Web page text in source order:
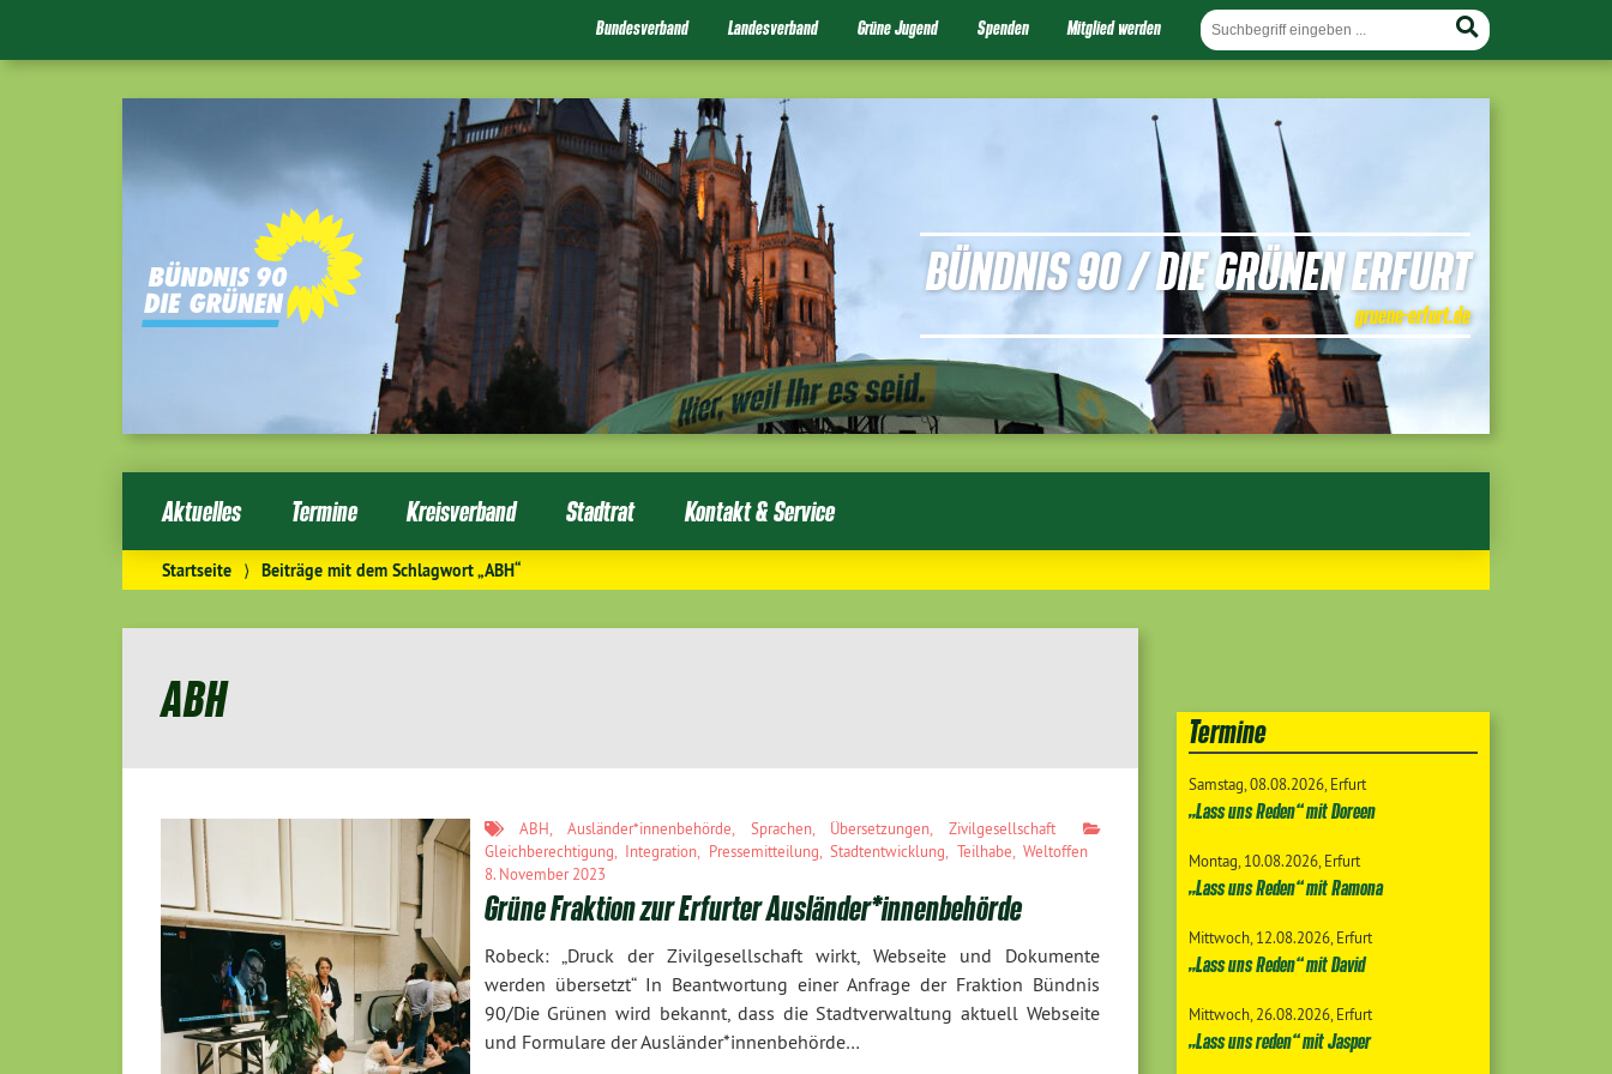
Bundesverband Landesverband Grüne Jugend Spenden Mitglied werden
BÜNDNIS 90 / DIE GRÜNEN ERFURT
gruene-erfurt.de
Aktuelles Termine Kreisverband Stadtrat Kontakt & Service
Startseite ⟩ Beiträge mit dem Schlagwort „ABH“
ABH
ABH ,Ausländer*innenbehörde Sprachen, Übersetzungen
Zivilgesellschaft
Gleichberechtigung
Integration Pressemitteilung ,Stadtentwicklung Teilhabe ,Weltoffen
8. November 2023
Grüne Fraktion zur Erfurter Ausländer*innenbehörde
Robeck: „Druck der Zivilgesellschaft wirkt, Webseite und Dokumente
werden übersetzt“ In Beantwortung einer Anfrage der Fraktion Bündnis
90/Die Grünen wird bekannt, dass die Stadtverwaltung aktuell Webseite
und Formulare der Ausländer*innenbehörde…
Termine
Samstag 08.08.2026 Erfurt
„Lass uns Reden“ mit Doreen
Montag 10.08.2026 Erfurt
„Lass uns Reden“ mit Ramona
Mittwoch 12.08.2026 Erfurt
„Lass uns Reden“ mit David
Mittwoch 26.08.2026 Erfurt
„Lass uns reden“ mit Jasper